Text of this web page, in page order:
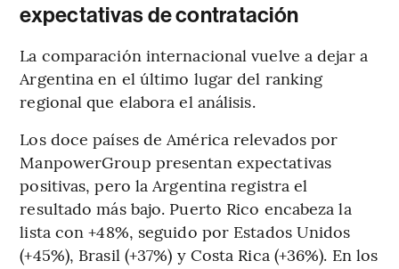
expectativas de contratación
La comparación internacional vuelve a dejar a
Argentina en el último lugar del ranking
regional que elabora el análisis.
Los doce países de América relevados por
ManpowerGroup presentan expectativas
positivas, pero la Argentina registra el
resultado más bajo. Puerto Rico encabeza la
lista con +48%, seguido por Estados Unidos
(+45%), Brasil (+37%) y Costa Rica (+36%). En los